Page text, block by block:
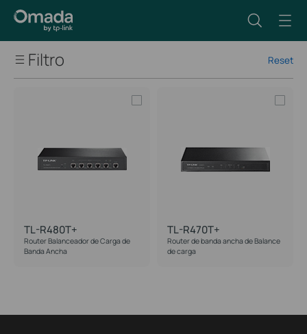
Reset
Filtro
Tipo de red
Puerto
TL-R480T+
Router Balanceador de Carga de
Banda Ancha
TL-R470T+
Router de banda ancha de Balance
de carga